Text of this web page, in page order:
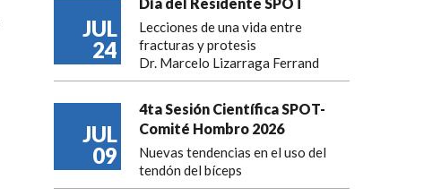
JUL
24
Lecciones de una vida entre
fracturas y protesis
Dr. Marcelo Lizarraga Ferrand
JUL
09
4ta Sesión Científica SPOT-
Comité Hombro 2026
Nuevas tendencias en el uso del
tendón del bíceps